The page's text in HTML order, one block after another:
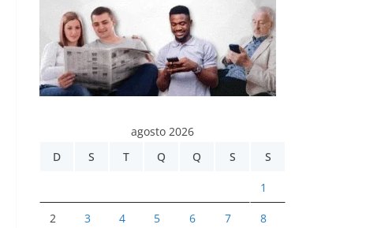
agosto 2026
D
S T Q Q S S
1
2 3 4 5 6 7 8